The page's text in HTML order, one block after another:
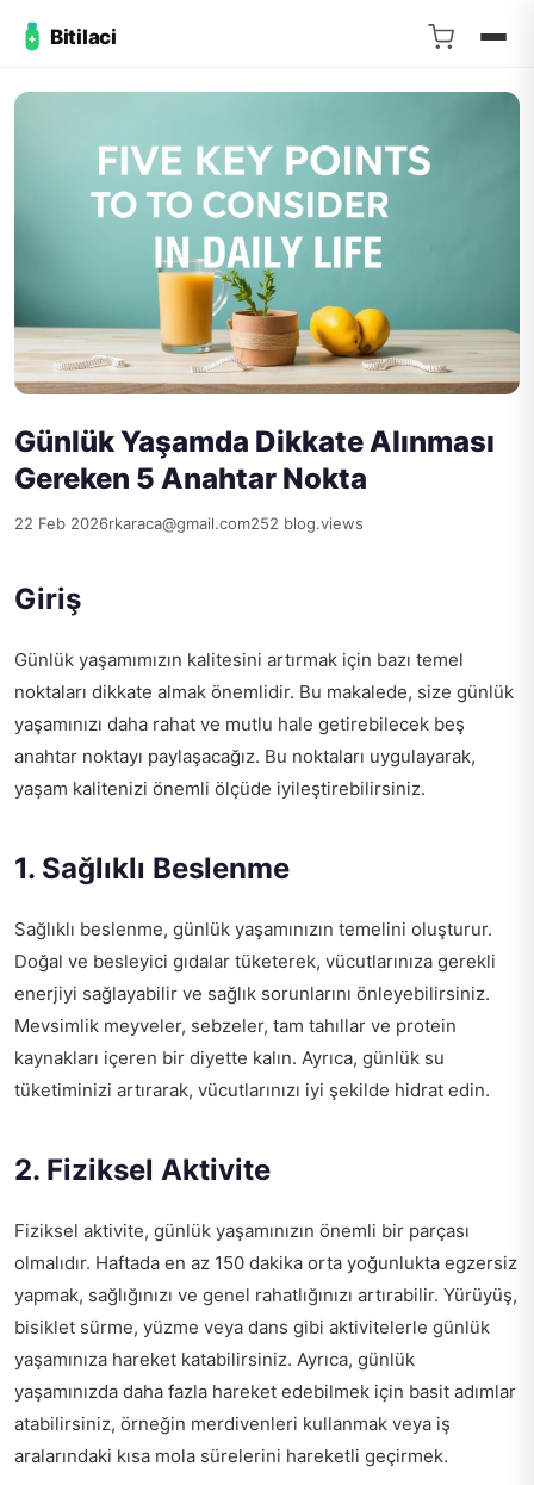
Bitilaci
Günlük Yaşamda Dikkate Alınması
Gereken 5 Anahtar Nokta
22 Feb 2026rkaraca@gmail.com252 blog.views
Giriş
Günlük yaşamımızın kalitesini artırmak için bazı temel
noktaları dikkate almak önemlidir. Bu makalede, size günlük
yaşamınızı daha rahat ve mutlu hale getirebilecek beş
anahtar noktayı paylaşacağız. Bu noktaları uygulayarak,
yaşam kalitenizi önemli ölçüde iyileştirebilirsiniz.
1. Sağlıklı Beslenme
Sağlıklı beslenme, günlük yaşamınızın temelini oluşturur.
Doğal ve besleyici gıdalar tüketerek, vücutlarınıza gerekli
enerjiyi sağlayabilir ve sağlık sorunlarını önleyebilirsiniz.
Mevsimlik meyveler, sebzeler, tam tahıllar ve protein
kaynakları içeren bir diyette kalın. Ayrıca, günlük su
tüketiminizi artırarak, vücutlarınızı iyi şekilde hidrat edin.
2. Fiziksel Aktivite
Fiziksel aktivite, günlük yaşamınızın önemli bir parçası
olmalıdır. Haftada en az 150 dakika orta yoğunlukta egzersiz
yapmak, sağlığınızı ve genel rahatlığınızı artırabilir. Yürüyüş,
bisiklet sürme, yüzme veya dans gibi aktivitelerle günlük
yaşamınıza hareket katabilirsiniz. Ayrıca, günlük
yaşamınızda daha fazla hareket edebilmek için basit adımlar
atabilirsiniz, örneğin merdivenleri kullanmak veya iş
aralarındaki kısa mola sürelerini hareketli geçirmek.